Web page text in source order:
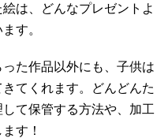
は、どんなプレゼントよ
す。
た作品以外にも、子供は
てくれます。どんどんた
て保管する方法や、加工
す！